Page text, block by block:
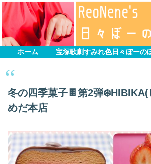
ホーム 宝塚歌劇すみれ色日々ぼーの
冬の四季菓子🍫第2弾❄️HIBIKA(
めだ本店